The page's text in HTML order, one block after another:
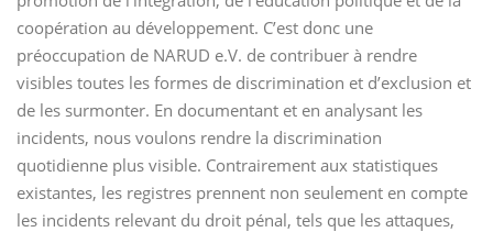
coopération au développement. C’est donc une
préoccupation de NARUD e.V. de contribuer à rendre
visibles toutes les formes de discrimination et d’exclusion et
de les surmonter. En documentant et en analysant les
incidents, nous voulons rendre la discrimination
quotidienne plus visible. Contrairement aux statistiques
existantes, les registres prennent non seulement en compte
les incidents relevant du droit pénal, tels que les attaques,